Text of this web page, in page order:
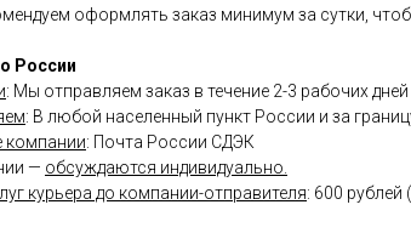
оформлять заказ минимум за сутки,
России
: Мы отправляем заказ в течение 2-3 рабочих
: В любой населенный пункт России и за
компании: Почта России СДЭК
— обсуждаются индивидуально.
курьера до компании-отправителя: 600 рублей